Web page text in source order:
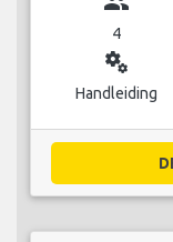
4
miscellaneous_services
Handleiding